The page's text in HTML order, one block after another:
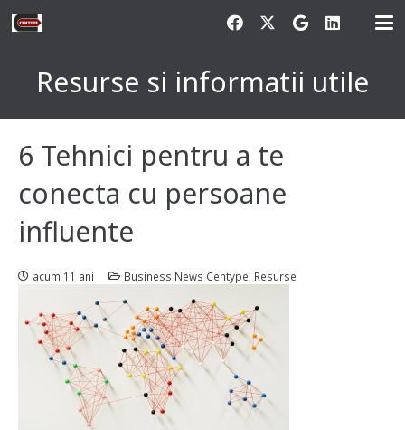
Resurse si informatii utile
6 Tehnici pentru a te
conecta cu persoane
influente
acum 11 ani Business News Centype Resurse